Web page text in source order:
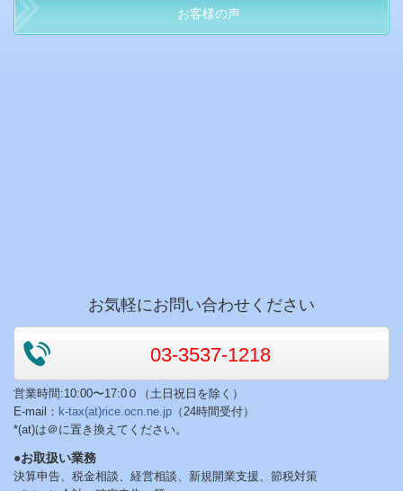
お客様の声
お気軽にお問い合わせください
03-3537-1218
営業時間:10:00〜17:0０（土日祝日を除く）
E-mail： k-tax(at)rice.ocn.ne.jp （24時間受付）
*(at)は＠に置き換えてください。
●お取扱い業務
決算申告、税金相談、経営相談、新規開業支援、節税対策